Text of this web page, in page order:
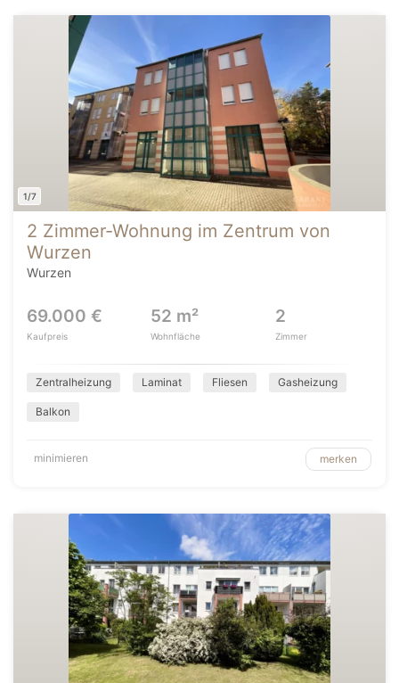
1/7
2 Zimmer-Wohnung im Zentrum von
Wurzen
Wurzen
69.000 €
Kaufpreis
52 m²
Wohnfläche
2
Zimmer
Zentralheizung Laminat Fliesen Gasheizung
Balkon
minimieren merken